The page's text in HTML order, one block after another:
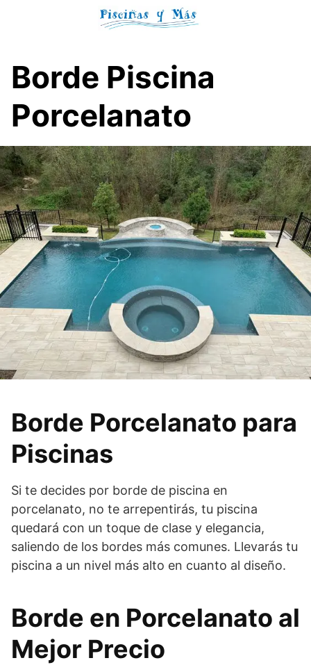
Borde Piscina
Porcelanato
Borde Porcelanato para
Piscinas
Si te decides por borde de piscina en
porcelanato, no te arrepentirás, tu piscina
quedará con un toque de clase y elegancia,
saliendo de los bordes más comunes. Llevarás tu
piscina a un nivel más alto en cuanto al diseño.
Borde en Porcelanato al
Mejor Precio